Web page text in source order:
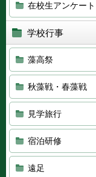
在校生アンケート
学校行事
藻高祭
秋藻戦・春藻戦
見学旅行
宿泊研修
遠足